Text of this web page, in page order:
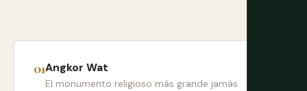
Angkor Wat
El monumento religioso más grande jamás